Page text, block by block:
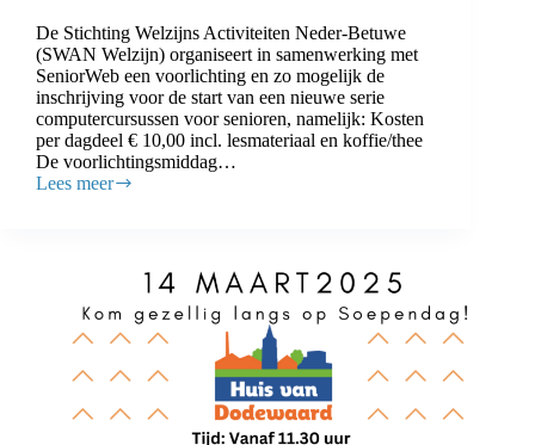
De Stichting Welzijns Activiteiten Neder-Betuwe
(SWAN Welzijn) organiseert in samenwerking met
SeniorWeb een voorlichting en zo mogelijk de
inschrijving voor de start van een nieuwe serie
computercursussen voor senioren, namelijk: Kosten
per dagdeel € 10,00 incl. lesmateriaal en koffie/thee
De voorlichtingsmiddag…
Lees meer
Voorlichtingsmiddag